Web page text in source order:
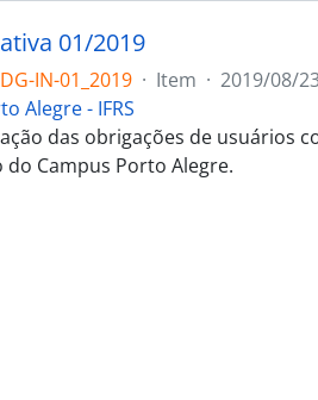
01/2019
IN-01_2019 · Item · 2019/08/
Alegre - IFRS
das obrigações de usuários
do Campus Porto Alegre.